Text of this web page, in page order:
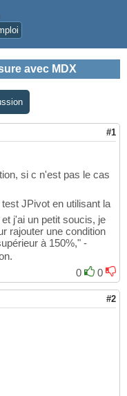
avec MDX
#1
si c n'est pas le cas
JPivot en utilisant la
j'ai un petit soucis, je
rajouter une condition
à 150%," -
0
0
#2